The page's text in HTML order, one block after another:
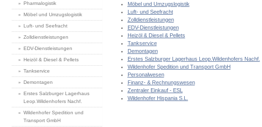
Pharmalogistik
Möbel und Umzugslogistik
Luft- und Seefracht
Zolldienstleistungen
EDV-Dienstleistungen
Heizöl & Diesel & Pellets
Tankservice
Demontagen
Erstes Salzburger Lagerhaus
Leop.Wildenhofers Nachf.
Wildenhofer Spedition und
Transport GmbH
Möbel und Umzugslogistik
Luft- und Seefracht
Zolldienstleistungen
EDV-Dienstleistungen
Heizöl & Diesel & Pellets
Tankservice
Demontagen
Erstes Salzburger Lagerhaus Leop.Wildenhofers Nachf.
Wildenhofer Spedition und Transport GmbH
Personalwesen
Finanz- & Rechnungswesen
Zentraler Einkauf - ESL
Wildenhofer Hispania S.L.